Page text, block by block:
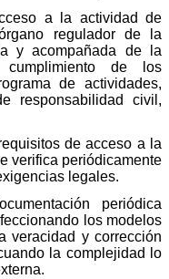
a la actividad de
regulador de la
y acompañada de la
cumplimiento de los
de actividades,
responsabilidad civil,
de acceso a la
verifica periódicamente
legales.
periódica
los modelos
veracidad y corrección
la complejidad lo